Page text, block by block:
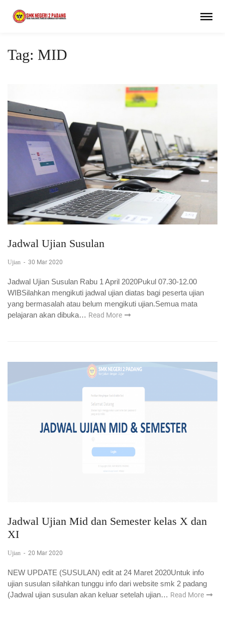
Tag: MID
Jadwal Ujian Susulan
Ujian - 30 Mar 2020
Jadwal Ujian Susulan Rabu 1 April 2020Pukul 07.30-12.00
WIBSilahkan mengikuti jadwal ujian diatas bagi peserta ujian
yang bermasalah atau belum mengikuti ujian.Semua mata
pelajaran akan dibuka… Read More
Jadwal Ujian Mid dan Semester kelas X dan
XI
Ujian - 20 Mar 2020
NEW UPDATE (SUSULAN) edit at 24 Maret 2020Untuk info
ujian susulan silahkan tunggu info dari website smk 2 padang
(Jadwal ujian susulan akan keluar setelah ujian… Read More